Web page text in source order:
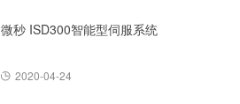
微秒 ISD300智能型伺服系统
2020-04-24